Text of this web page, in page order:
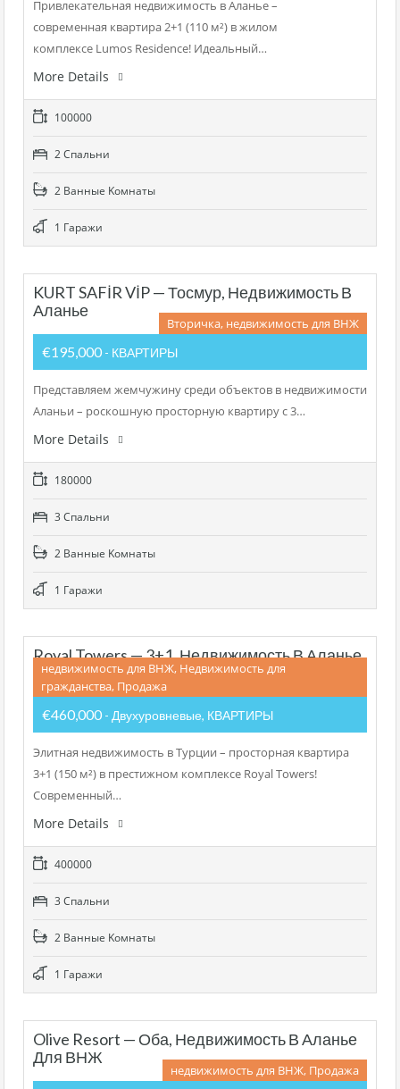
Привлекательная недвижимость в Аланье –
современная квартира 2+1 (110 м²) в жилом
комплексе Lumos Residence! Идеальный…
More Details
100000
2 Cпальни
2 Bанные Kомнаты
1 Гаражи
KURT SAFİR VİP — Тосмур, Недвижимость В
Аланье
Вторичка, недвижимость для ВНЖ
€195,000 - КВАРТИРЫ
Представляем жемчужину среди объектов в недвижимости
Аланьи – роскошную просторную квартиру с 3…
More Details
180000
3 Cпальни
2 Bанные Kомнаты
1 Гаражи
Royal Towers — 3+1, Недвижимость В Аланье
Под Гражданство
недвижимость для ВНЖ, Недвижимость для
гражданства, Продажа
€460,000 - Двухуровневые, КВАРТИРЫ
Элитная недвижимость в Турции – просторная квартира
3+1 (150 м²) в престижном комплексе Royal Towers!
Современный…
More Details
400000
3 Cпальни
2 Bанные Kомнаты
1 Гаражи
Olive Resort — Оба, Недвижимость В Аланье
Для ВНЖ
недвижимость для ВНЖ, Продажа